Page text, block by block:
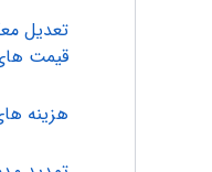
تعدیل
قیمت
هزینه